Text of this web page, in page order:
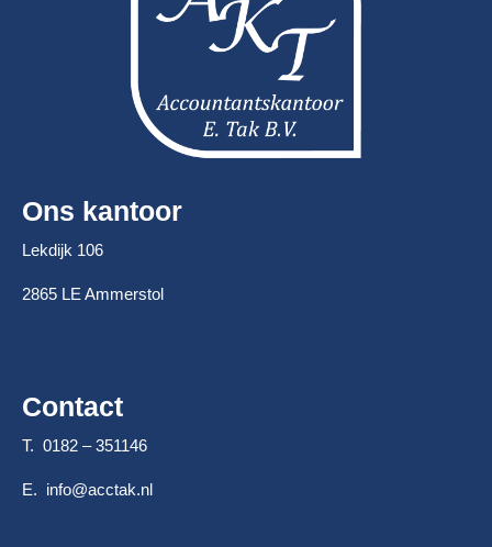
Ons kantoor
Lekdijk 106
2865 LE Ammerstol
Contact
T. 0182 – 351146
E. info@acctak.nl